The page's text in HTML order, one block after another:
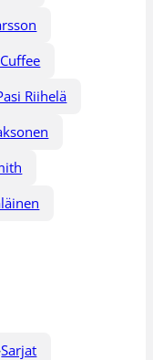
Riihelä
Sarjat